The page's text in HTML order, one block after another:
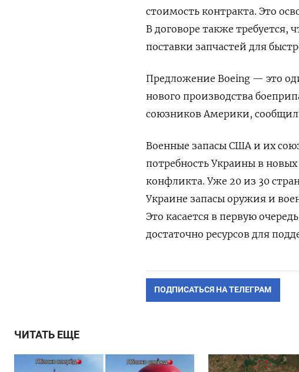
стоимость контракта. Это
В договоре также
поставки запчастей для
Предложение Boeing — это
нового производства
союзников Америки,
Военные запасы США и их
потребность Украины в
конфликта. Уже 20 из 30
Украине запасы оружия и
Это касается в первую
достаточно ресурсов для
ПОДПИСАТЬСЯ НА ТЕЛЕГРАМ
ЧИТАТЬ ЕЩЕ